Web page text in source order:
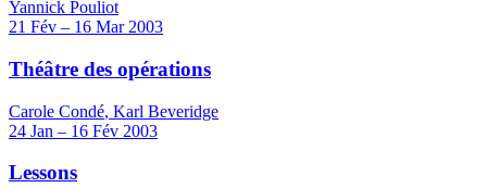
Yannick Pouliot
21 Fév – 16 Mar 2003
Théâtre des opérations
Carole Condé, Karl Beveridge
24 Jan – 16 Fév 2003
Lessons